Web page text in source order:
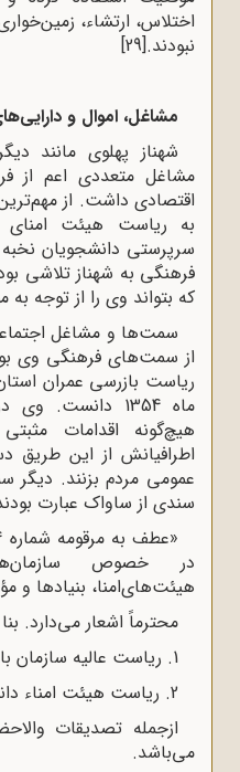
اختلاس، ارتشاء،
نبودند.[29]
مشاغل، اموال و
شهناز پهلوی مانند
مشاغل متعددی اعم از
اقتصادی داشت. از
به ریاست هیئت
سرپرستی دانشجویان
فرهنگی به شهناز تلاشی
که بتواند وی را از توجه به
سمت‌‌‌‌ها و مشاغل
از سمت‌های فرهنگی وی
ریاست بازرسی عمران
ماه 1354
هیچ‌گونه اقدامات
اطرافیانش از این طریق
عمومی مردم بزنند.
سندی از ساواک عبارت
در خصوص
هیئت‌‌های‌امنا، بنیاد‌‌‌ها و
محترماً اشعار می‌دارد.
1. ریاست عالیه سازمان بازرسی عمران مازندران و گیلان
2. ریاست هیئت امناء دانشگاه فردوسی مشهد
ازجمله تصدیقات
می‌باشد.